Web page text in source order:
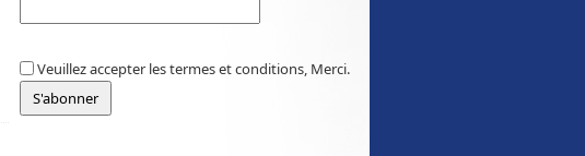
Veuillez accepter les termes et conditions, Merci.